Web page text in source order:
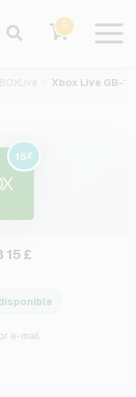
0
15£
15 £
e-mail